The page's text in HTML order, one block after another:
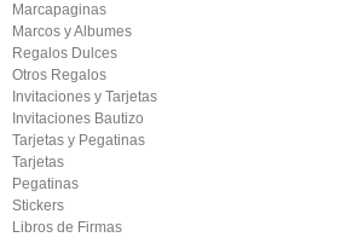
Marcapaginas
Marcos y Albumes
Regalos Dulces
Otros Regalos
Invitaciones y Tarjetas
Invitaciones Bautizo
Tarjetas y Pegatinas
Tarjetas
Pegatinas
Stickers
Libros de Firmas